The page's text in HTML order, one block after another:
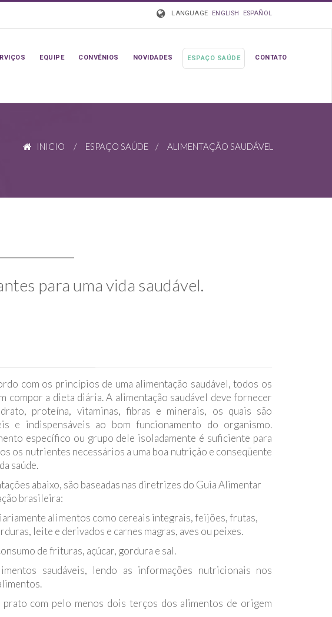
LANGUAGE ENGLISH ESPAÑOL
EQUIPE CONVÊNIOS NOVIDADES ESPAÇO SAÚDE CONTATO
INICIO / ESPAÇO SAÚDE/ ALIMENTAÇÃO SAUDÁVEL
para uma vida saudável.
os princípios de uma alimentação saudável, todos os
compor a dieta diária. A alimentação saudável deve fornecer
proteína, vitaminas, fibras e minerais, os quais são
e indispensáveis ao bom funcionamento do organismo.
específico ou grupo dele isoladamente é suficiente para
os nutrientes necessários a uma boa nutrição e conseqüente
saúde.
abaixo, são baseadas nas diretrizes do Guia Alimentar
brasileira:
alimentos como cereais integrais, feijões, frutas,
leite e derivados e carnes magras, aves ou peixes.
de frituras, açúcar, gordura e sal.
saudáveis, lendo as informações nutricionais nos
prato com pelo menos dois terços dos alimentos de origem